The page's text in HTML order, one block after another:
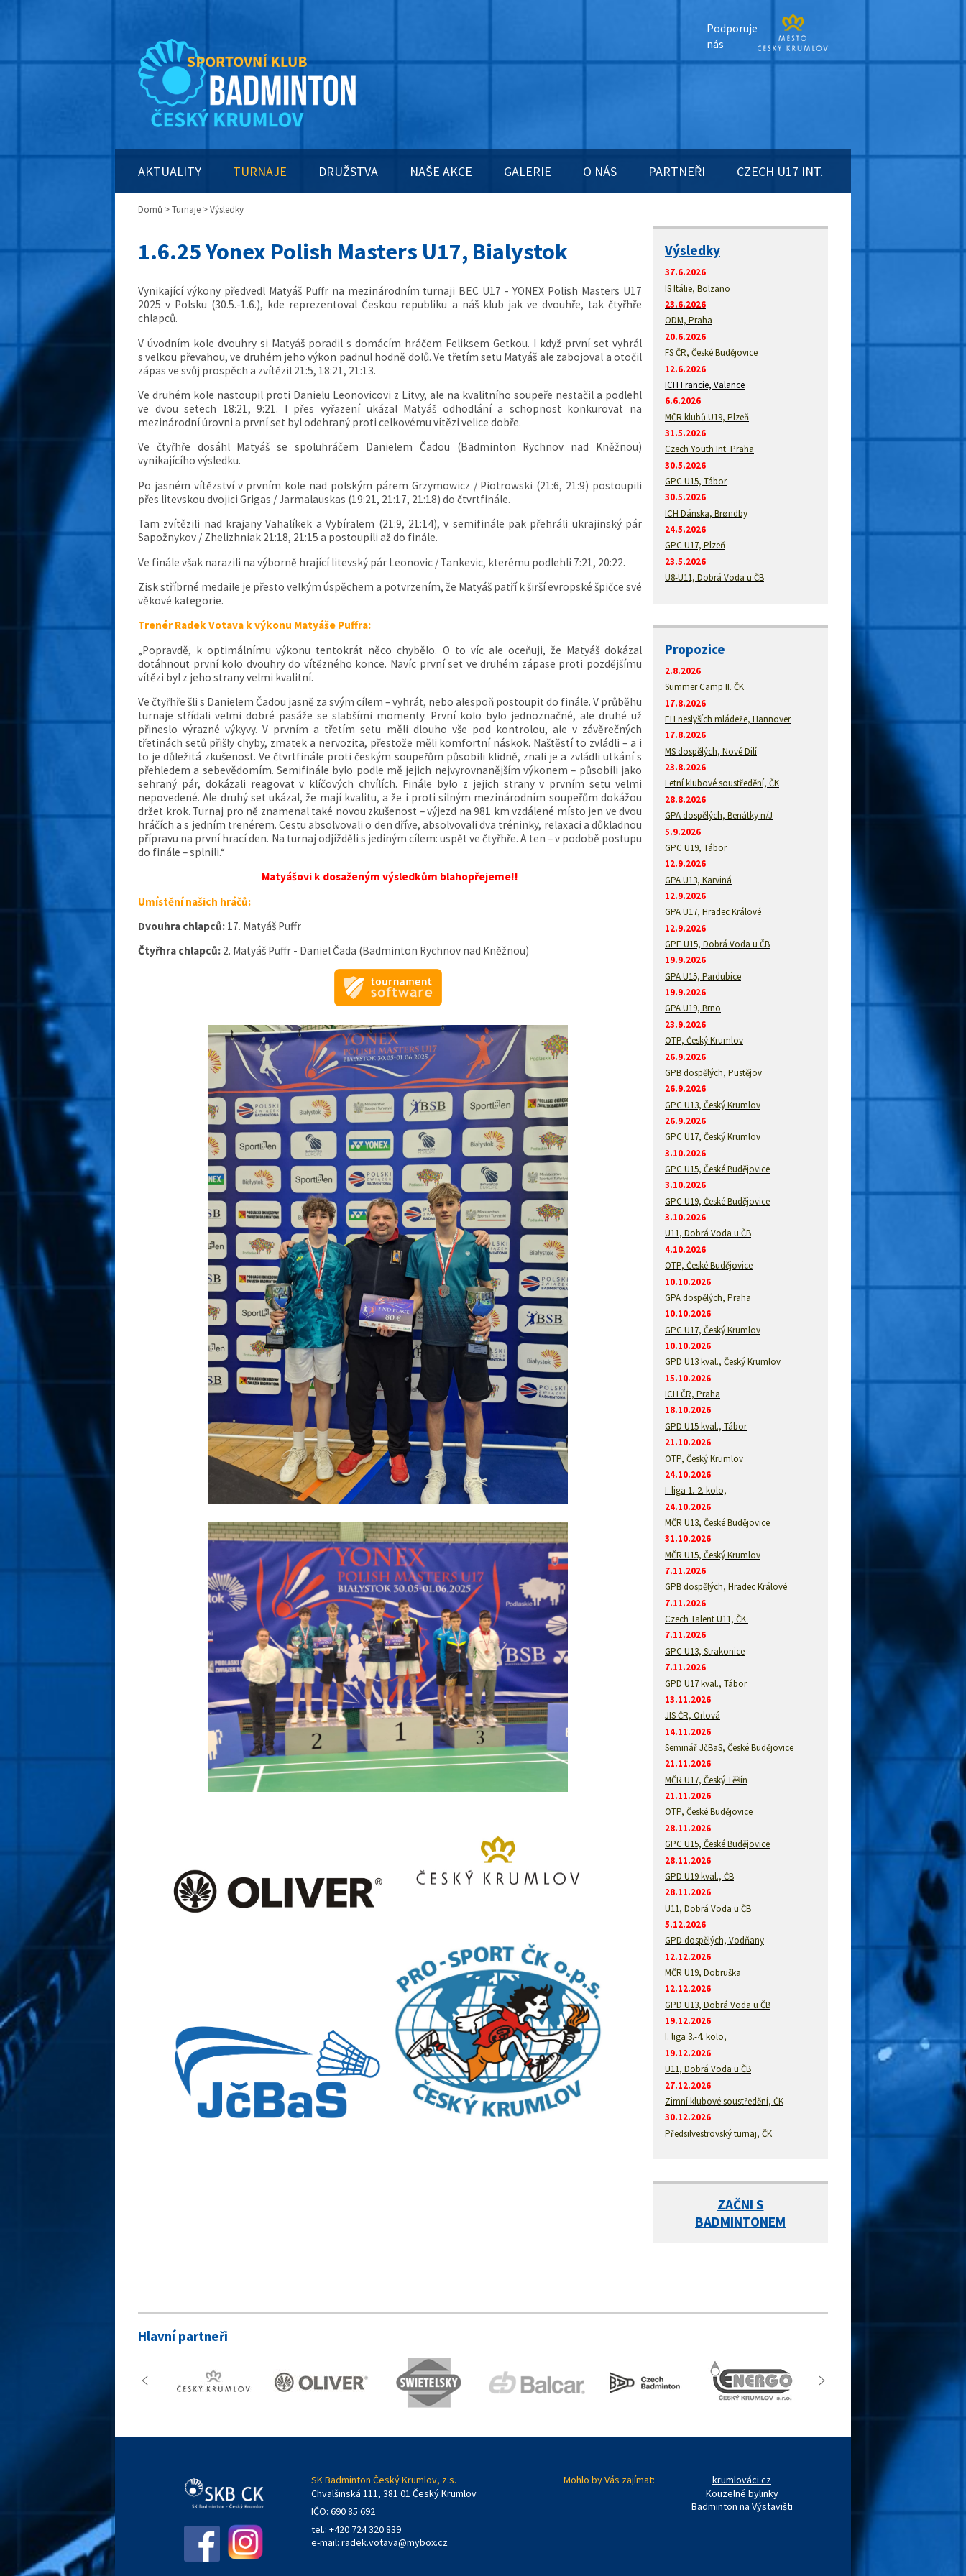
Podporuje
nás
AKTUALITY TURNAJE DRUŽSTVA NAŠE AKCE GALERIE O NÁS PARTNEŘI CZECH U17 INT.
Domů >Turnaje > Výsledky
1.6.25 Yonex Polish Masters U17, Bialystok
Vynikající výkony předvedl Matyáš Puffr na mezinárodním turnaji BEC U17 - YONEX Polish Masters U17
2025 v Polsku (30.5.-1.6.), kde reprezentoval Českou republiku a náš klub jak ve dvouhře, tak čtyřhře
chlapců.
V úvodním kole dvouhry si Matyáš poradil s domácím hráčem Feliksem Getkou. I když první set vyhrál
s velkou převahou, ve druhém jeho výkon padnul hodně dolů. Ve třetím setu Matyáš ale zabojoval a otočil
zápas ve svůj prospěch a zvítězil 21:5, 18:21, 21:13.
Ve druhém kole nastoupil proti Danielu Leonovicovi z Litvy, ale na kvalitního soupeře nestačil a podlehl
ve dvou setech 18:21, 9:21. I přes vyřazení ukázal Matyáš odhodlání a schopnost konkurovat na
mezinárodní úrovni a první set byl odehraný proti celkovému vítězi velice dobře.
Ve čtyřhře dosáhl Matyáš se spoluhráčem Danielem Čadou (Badminton Rychnov nad Kněžnou)
vynikajícího výsledku.
Po jasném vítězství v prvním kole nad polským párem Grzymowicz / Piotrowski (21:6, 21:9) postoupili
přes litevskou dvojici Grigas / Jarmalauskas (19:21, 21:17, 21:18) do čtvrtfinále.
Tam zvítězili nad krajany Vahalíkek a Vybíralem (21:9, 21:14), v semifinále pak přehráli ukrajinský pár
Sapožnykov / Zhelizhniak 21:18, 21:15 a postoupili až do finále.
Ve finále však narazili na výborně hrající litevský pár Leonovic / Tankevic, kterému podlehli 7:21, 20:22.
Zisk stříbrné medaile je přesto velkým úspěchem a potvrzením, že Matyáš patří k širší evropské špičce své
věkové kategorie.
Trenér Radek Votava k výkonu Matyáše Puffra:
„Popravdě, k optimálnímu výkonu tentokrát něco chybělo. O to víc ale oceňuji, že Matyáš dokázal
dotáhnout první kolo dvouhry do vítězného konce. Navíc první set ve druhém zápase proti pozdějšímu
vítězi byl z jeho strany velmi kvalitní.
Ve čtyřhře šli s Danielem Čadou jasně za svým cílem – vyhrát, nebo alespoň postoupit do finále. V průběhu
turnaje střídali velmi dobré pasáže se slabšími momenty. První kolo bylo jednoznačné, ale druhé už
přineslo výrazné výkyvy. V prvním a třetím setu měli dlouho vše pod kontrolou, ale v závěrečných
třetinách setů přišly chyby, zmatek a nervozita, přestože měli komfortní náskok. Naštěstí to zvládli – a i
to je důležitá zkušenost. Ve čtvrtfinále proti českým soupeřům působili klidně, znali je a zvládli utkání s
přehledem a sebevědomím. Semifinále bylo podle mě jejich nejvyrovnanějším výkonem – působili jako
sehraný pár, dokázali reagovat v klíčových chvílích. Finále bylo z jejich strany v prvním setu velmi
nepovedené. Ale druhý set ukázal, že mají kvalitu, a že i proti silným mezinárodním soupeřům dokážou
držet krok. Turnaj pro ně znamenal také novou zkušenost – výjezd na 981 km vzdálené místo jen ve dvou
hráčích a s jedním trenérem. Cestu absolvovali o den dříve, absolvovali dva tréninky, relaxaci a důkladnou
přípravu na první hrací den. Na turnaj odjížděli s jediným cílem: uspět ve čtyřhře. A ten – v podobě postupu
do finále – splnili.“
Matyášovi k dosaženým výsledkům blahopřejeme!!
Umístění našich hráčů:
Dvouhra chlapců: 17. Matyáš Puffr
Čtyřhra chlapců: 2. Matyáš Puffr - Daniel Čada (Badminton Rychnov nad Kněžnou)
Výsledky
37.6.2026
IS Itálie, Bolzano
23.6.2026
ODM, Praha
20.6.2026
FS ČR, České Budějovice
12.6.2026
ICH Francie, Valance
6.6.2026
MČR klubů U19, Plzeň
31.5.2026
Czech Youth Int. Praha
30.5.2026
GPC U15, Tábor
30.5.2026
ICH Dánska, Brøndby
24.5.2026
GPC U17, Plzeň
23.5.2026
U8-U11, Dobrá Voda u ČB
Propozice
2.8.2026
Summer Camp II. ČK
17.8.2026
EH neslyších mládeže, Hannover
17.8.2026
MS dospělých, Nové Dilí
23.8.2026
Letní klubové soustředění, ČK
28.8.2026
GPA dospělých, Benátky n/J
5.9.2026
GPC U19, Tábor
12.9.2026
GPA U13, Karviná
12.9.2026
GPA U17, Hradec Králové
12.9.2026
GPE U15, Dobrá Voda u ČB
19.9.2026
GPA U15, Pardubice
19.9.2026
GPA U19, Brno
23.9.2026
OTP, Český Krumlov
26.9.2026
GPB dospělých, Pustějov
26.9.2026
GPC U13, Český Krumlov
26.9.2026
GPC U17, Český Krumlov
3.10.2026
GPC U15, České Budějovice
3.10.2026
GPC U19, České Budějovice
3.10.2026
U11, Dobrá Voda u ČB
4.10.2026
OTP, České Budějovice
10.10.2026
GPA dospělých, Praha
10.10.2026
GPC U17, Český Krumlov
10.10.2026
GPD U13 kval., Český Krumlov
15.10.2026
ICH ČR, Praha
18.10.2026
GPD U15 kval., Tábor
21.10.2026
OTP, Český Krumlov
24.10.2026
I. liga 1.-2. kolo,
24.10.2026
MČR U13, České Budějovice
31.10.2026
MČR U15, Český Krumlov
7.11.2026
GPB dospělých, Hradec Králové
7.11.2026
Czech Talent U11, ČK
7.11.2026
GPC U13, Strakonice
7.11.2026
GPD U17 kval., Tábor
13.11.2026
JIS ČR, Orlová
14.11.2026
Seminář JčBaS, České Budějovice
21.11.2026
MČR U17, Český Těšín
21.11.2026
OTP, České Budějovice
28.11.2026
GPC U15, České Budějovice
28.11.2026
GPD U19 kval., ČB
28.11.2026
U11, Dobrá Voda u ČB
5.12.2026
GPD dospělých, Vodňany
12.12.2026
MČR U19, Dobruška
12.12.2026
GPD U13, Dobrá Voda u ČB
19.12.2026
I. liga 3.-4. kolo,
19.12.2026
U11, Dobrá Voda u ČB
27.12.2026
Zimní klubové soustředění, ČK
30.12.2026
Předsilvestrovský turnaj, ČK
ZAČNI S
BADMINTONEM
Hlavní partneři
SK Badminton Český Krumlov, z.s.
Chvalšinská 111, 381 01 Český Krumlov
IČO: 690 85 692
tel.: +420 724 320 839
e-mail: radek.votava@mybox.cz
Mohlo by Vás zajímat:
krumlováci.cz
Kouzelné bylinky
Badminton na Výstavišti